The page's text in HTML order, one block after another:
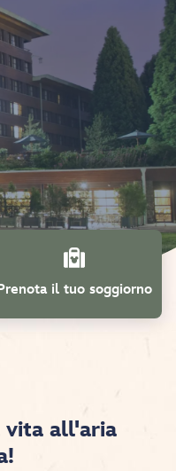
il tuo soggiorno
all'aria